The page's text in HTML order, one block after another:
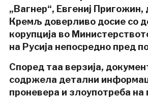
„Вагнер“, Евгениј Пригожин,
Кремљ доверливо досие со
корупција во
на Русија непосредно пред
Според таа верзија,
содржела детални
проневера и злоупотреба на